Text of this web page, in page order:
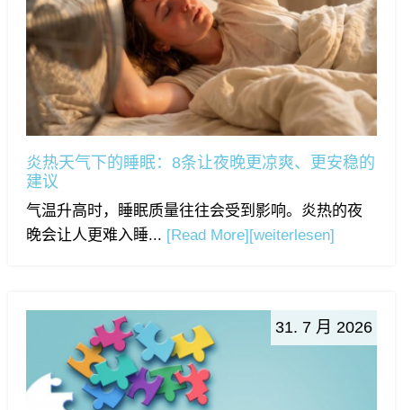
炎热天气下的睡眠：8条让夜晚更凉爽、更安稳的
建议
气温升高时，睡眠质量往往会受到影响。炎热的夜
晚会让人更难入睡... [Read More][weiterlesen]
31. 7 月 2026